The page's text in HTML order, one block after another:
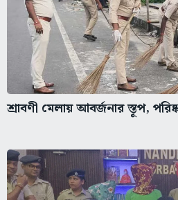
শ্রাবণী মেলায় আবর্জনার স্তূপ,